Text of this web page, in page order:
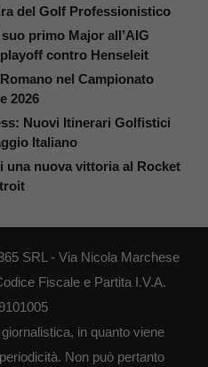
del Golf Professionistico
primo Major all’AIG
contro Henseleit
nel Campionato
2026
Nuovi Itinerari Golfistici
Italiano
una nuova vittoria al Rocket
SRL - Via Nicola Marchese
Fiscale e Partita I.V.A.
in quanto viene
Non può pertanto